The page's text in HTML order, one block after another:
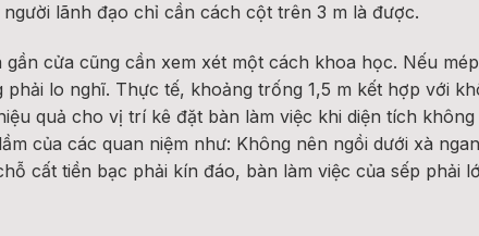
lãnh đạo chỉ cần cách cột trên 3 m là được.
cửa cũng cần xem xét một cách khoa học. Nếu
lo nghĩ. Thực tế, khoảng trống 1,5 m kết hợp với
quả cho vị trí kê đặt bàn làm việc khi diện tích
của các quan niệm như: Không nên ngồi dưới xà
cất tiền bạc phải kín đáo, bàn làm việc của sếp phải